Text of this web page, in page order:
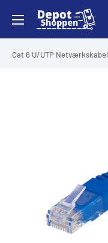
DepotShoppen
Cat 6 U/UTP Netværkskabel